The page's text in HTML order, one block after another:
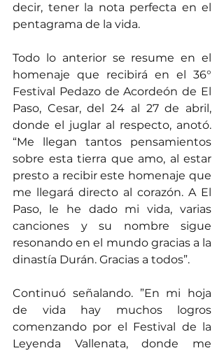
decir, tener la nota perfecta en el
pentagrama de la vida.
Todo lo anterior se resume en el
homenaje que recibirá en el 36°
Festival Pedazo de Acordeón de El
Paso, Cesar, del 24 al 27 de abril,
donde el juglar al respecto, anotó.
“Me llegan tantos pensamientos
sobre esta tierra que amo, al estar
presto a recibir este homenaje que
me llegará directo al corazón. A El
Paso, le he dado mi vida, varias
canciones y su nombre sigue
resonando en el mundo gracias a la
dinastía Durán. Gracias a todos”.
Continuó señalando. ”En mi hoja
de vida hay muchos logros
comenzando por el Festival de la
Leyenda Vallenata, donde me